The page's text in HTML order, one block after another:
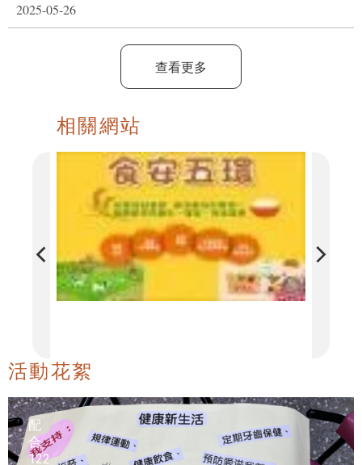
劑免費兌換」，本會提供專人諮詢及兌換服
務，詳如說明，請查照。
2025-05-26
查看更多
相關網站
活動花絮
配
合
122